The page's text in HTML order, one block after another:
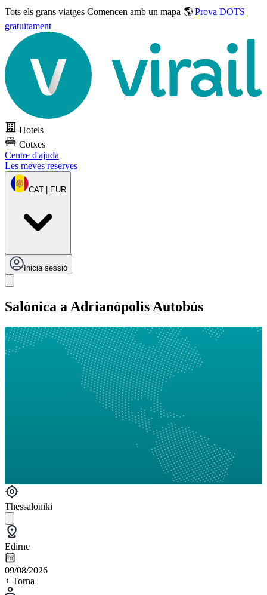
Tots els grans viatges Comencen amb un mapa 🌎 Prova DOTS
gratuïtament
Hotels
Cotxes
Centre d'ajuda
Les meves reserves
CAT | EUR
Inicia sessió
Salònica a Adrianòpolis Autobús
Thessaloniki
Edirne
09/08/2026
+ Torna